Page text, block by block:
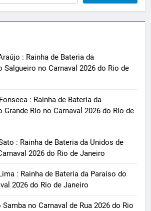
: Rainha de Bateria da
Salgueiro no Carnaval 2026 do Rio de
: Rainha de Bateria da
Rio no Carnaval 2026 do Rio de
: Rainha de Bateria da Unidos de
2026 do Rio de Janeiro
: Rainha de Bateria da Paraíso do
2026 do Rio de Janeiro
no Carnaval de Rua 2026 do Rio